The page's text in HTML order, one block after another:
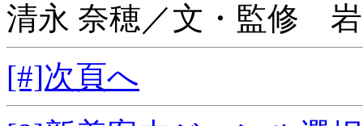
清永 奈穂／文・監修
[#]次頁へ